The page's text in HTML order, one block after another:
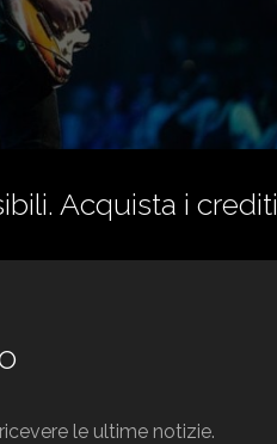
Acquista i crediti
le ultime notizie.